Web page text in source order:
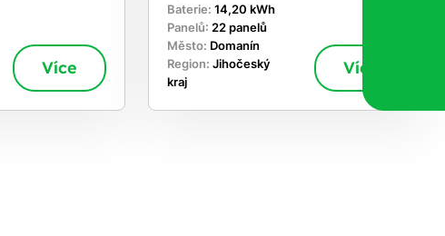
Více
Baterie: 14,20 kWh
Panelů: 22 panelů
Město: Domanín
Region: Jihočeský
kraj
Více